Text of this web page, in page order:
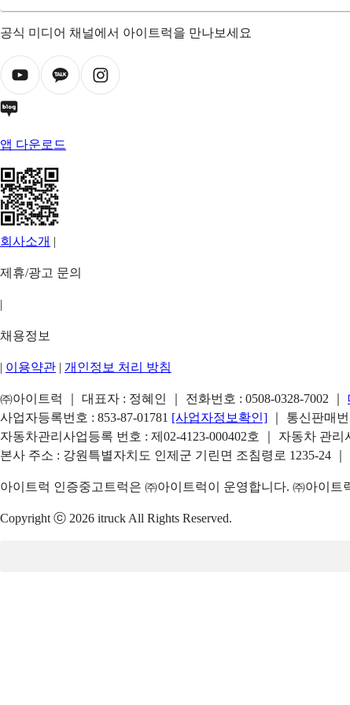
공식 미디어 채널에서 아이트럭을 만나보세요
앱 다운로드
회사소개 |
제휴/광고 문의
|
채용정보
| 이용약관 | 개인정보 처리 방침
㈜아이트럭 ｜ 대표자 : 정혜인 ｜ 전화번호 : 0508-0328-7002
사업자등록번호 : 853-87-01781 [사업자정보확인]
｜ 통신판매
자동차관리사업등록 번호 : 제02-4123-000402호 ｜ 자동차 관
본사 주소 : 강원특별자치도 인제군 기린면 조침령로 1235-24
아이트럭 인증중고트럭은 ㈜아이트럭이 운영합니다. ㈜아이
Copyright ⓒ 2026 itruck All Rights Reserved.